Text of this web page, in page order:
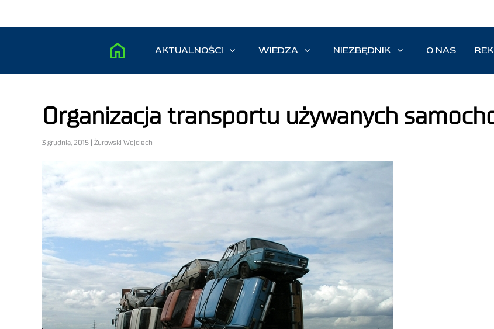
AKTUALNOŚCI WIEDZA NIEZBĘDNIK O NAS
Organizacja transportu używanych
3 grudnia, 2015 | Żurowski Wojciech